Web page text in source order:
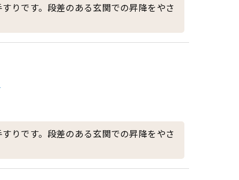
りです。段差のある玄関での昇降をやさ
りです。段差のある玄関での昇降をやさ